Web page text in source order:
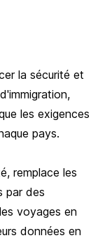
la sécurité et
les exigences
pays.
remplace les
par des
voyages en
données en